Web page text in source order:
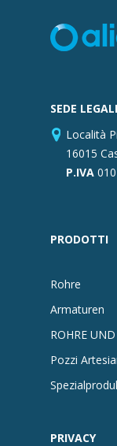
SEDE
Località
16015
P.IVA
PRODOTTI
Rohre
Armaturen
ROHRE
Pozzi
PRIVACY